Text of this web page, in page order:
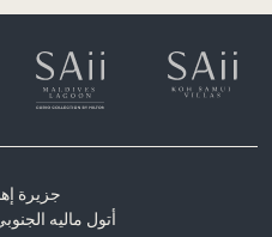
جزيرة
أتول ماليه